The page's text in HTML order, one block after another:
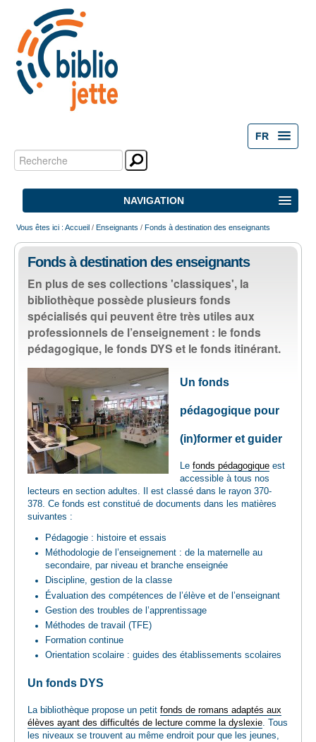
FR
Outils
personnels
Chercher par
Recherche
NAVIGATION
NOS ESPACES
LIVRES / SERVICES
ENSEIGNANTS
PLANTOTEK - GRAINOTHÈQUE
INFOS PRATIQUES
Vous êtes ici : Accueil / Enseignants / Fonds à destination des enseignants
Fonds à destination des enseignants
En plus de ses collections 'classiques', la
bibliothèque possède plusieurs fonds
spécialisés qui peuvent être très utiles aux
professionnels de l’enseignement : le fonds
pédagogique, le fonds DYS et le fonds itinérant.
Un fonds
pédagogique pour
(in)former et guider
Le fonds pédagogiqueest
accessible à tous nos
lecteurs en section adultes. Il est classé dans le rayon 370-
378. Ce fonds est constitué de documents dans les matières
suivantes :
Pédagogie : histoire et essais
Méthodologie de l’enseignement : de la maternelle au
secondaire, par niveau et branche enseignée
Discipline, gestion de la classe
Évaluation des compétences de l’élève et de l’enseignant
Gestion des troubles de l’apprentissage
Méthodes de travail (TFE)
Formation continue
Orientation scolaire : guides des établissements scolaires
Un fonds DYS
La bibliothèque propose un petit fonds de romans adaptés aux
élèves ayant des difficultés de lecture comme la dyslexie. Tous
les niveaux se trouvent au même endroit pour que les jeunes,